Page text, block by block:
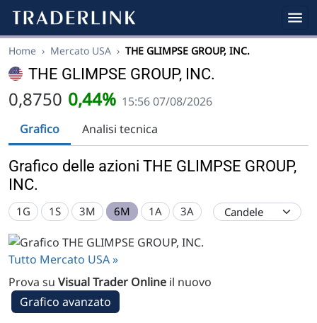
Home › Mercato USA › THE GLIMPSE GROUP, INC.
THE GLIMPSE GROUP, INC.
0,8750 0,44% 15:56 07/08/2026
Grafico
Analisi tecnica
Grafico delle azioni THE GLIMPSE GROUP,
INC.
1G 1S 3M 6M 1A 3A
Tutto Mercato USA »
Prova su Visual Trader Online il nuovo
Grafico avanzato